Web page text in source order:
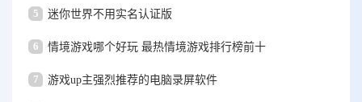
5 迷你世界不用实名认证版
6 情境游戏哪个好玩 最热情境游戏排行榜前十
7 游戏up主强烈推荐的电脑录屏软件